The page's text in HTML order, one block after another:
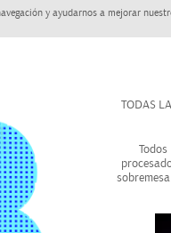
y ayudarnos a mejorar
TODAS